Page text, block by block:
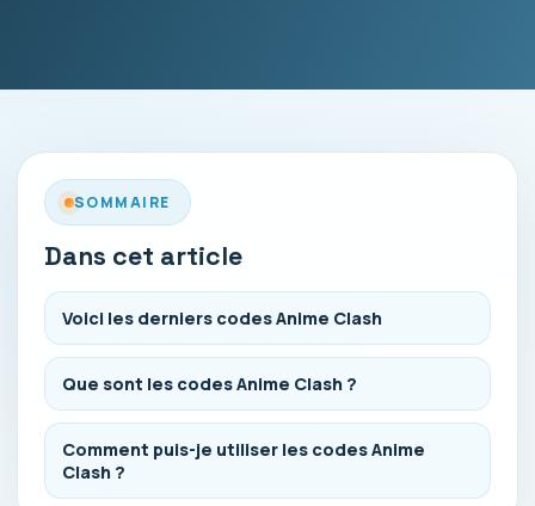
SOMMAIRE
Dans cet article
Voici les derniers codes Anime Clash
Que sont les codes Anime Clash ?
Comment puis-je utiliser les codes Anime
Clash ?